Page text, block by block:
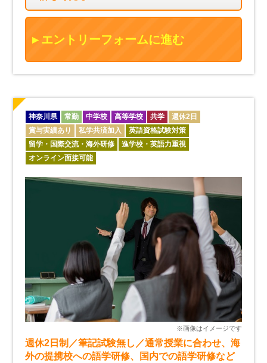
エントリーフォームに進む
神奈川県 常勤 中学校 高等学校 共学
週休2日
賞与実績あり
私学共済加入
英語資格試験対策
留学・国際交流・海外研修
進学校・英語力重視
オンライン面接可能
週休2日制／筆記試験無し／通常授業に合わせ、海
外の提携校への語学研修、国内での語学研修など